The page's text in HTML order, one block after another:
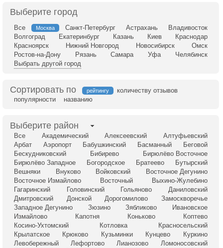
Выберите город
Все Москва Санкт-Петербург Астрахань
Владивосток
Волгоград
Екатеринбург Казань Киев
Краснодар
Красноярск
Нижний Новгород Новосибирск
Омск
Ростов-на-Дону
Рязань Самара Уфа
Челябинск
Выбрать другой город
Сортировать по рейтингу
количеству отзывов
популярности
названию
Выберите район
Все Академический Алексеевский
Алтуфьевский
Арбат
Аэропорт Бабушкинский Басманный
Беговой
Бескудниковский
Бибирево
Бирюлёво Восточное
Бирюлёво Западное
Богородское Братеево
Бутырский
Вешняки
Внуково Войковский
Восточное Дегунино
Восточное Измайлово
Восточный
Выхино-Жулебино
Гагаринский
Головинский Гольяново
Даниловский
Дмитровский
Донской Дорогомилово
Замоскворечье
Западное Дегунино
Зюзино Зябликово
Ивановское
Измайлово
Капотня Коньково
Коптево
Косино-Ухтомский
Котловка
Красносельский
Крылатское
Крюково Кузьминки Кунцево
Куркино
Левобережный
Лефортово Лианозово
Ломоносовский